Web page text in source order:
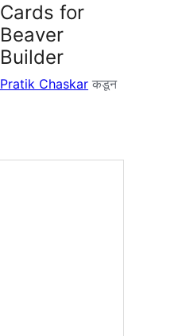
Cards for
Beaver
Builder
Pratik Chaskar कडून